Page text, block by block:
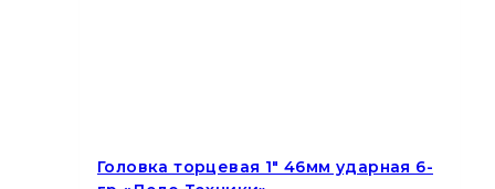
Головка торцевая 1″ 46мм ударная 6-